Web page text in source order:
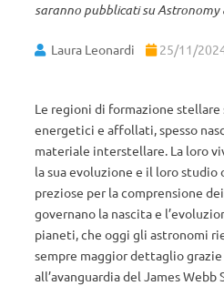
saranno pubblicati su Astronomy
Laura Leonardi 25/11/
Le regioni di formazione
energetici e affollati, spesso
materiale interstellare. La loro
la sua evoluzione e il loro
preziose per la comprensione
governano la nascita e
pianeti, che oggi gli astronomi
sempre maggior dettaglio
all’avanguardia del James Webb